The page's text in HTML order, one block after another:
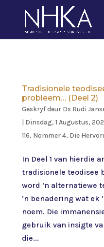
Tradisionele
probleem… (Deel 2)
Geskryf deur Ds Rudi
| Dinsdag, 1 Augustus,
116, Nommer 4, Die
In Deel 1 van hierdie
tradisionele teodisee
word ’n alternatiewe
’n benadering wat ek
noem. Die
gebruik van insigte
die...